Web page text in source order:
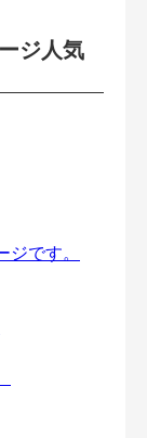
ジ人気